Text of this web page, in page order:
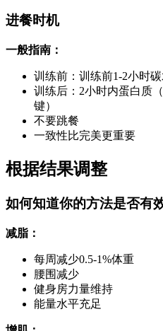
进餐时机
一般指南：
训练前：训练前1-2小时
训练后：2小时内蛋白质
键）
不要跳餐
一致性比完美更重要
根据结果调整
如何知道你的方法是否有
减脂：
每周减少0.5-1%体重
腰围减少
健身房力量维持
能量水平充足